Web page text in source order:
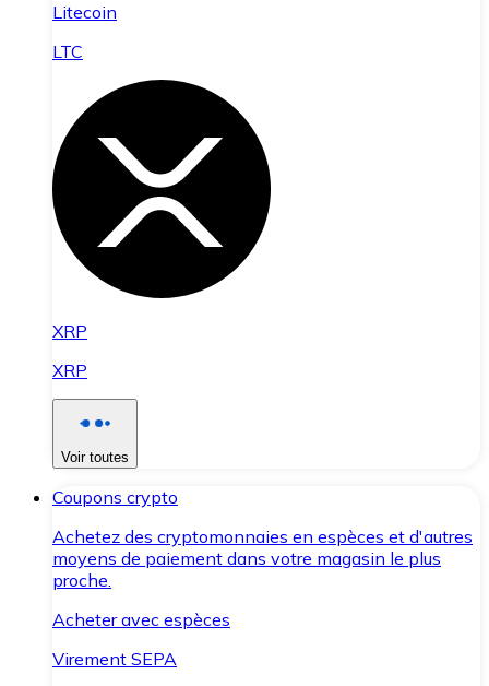
Litecoin
LTC
XRP
XRP
Voir toutes
Coupons crypto
Achetez des cryptomonnaies en espèces et d'autres
moyens de paiement dans votre magasin le plus
proche.
Acheter avec espèces
Virement SEPA